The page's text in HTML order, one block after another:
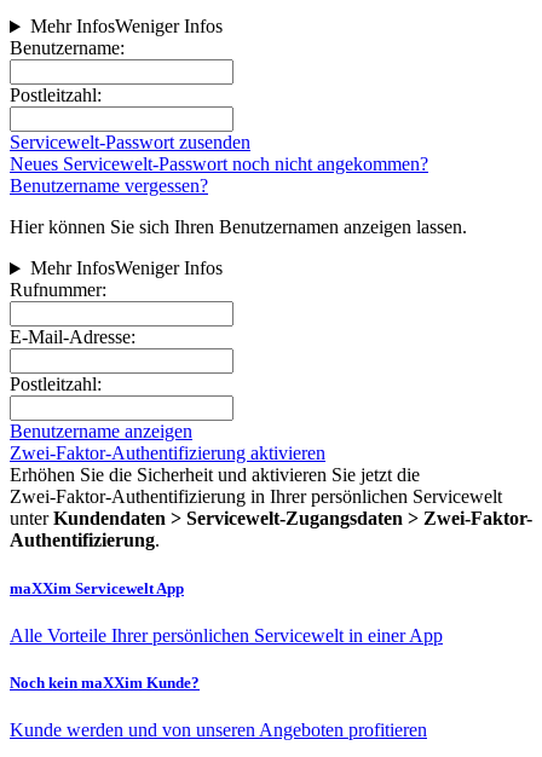
Mehr InfosWeniger Infos
Benutzername:
Postleitzahl:
Servicewelt-Passwort zusenden
Neues Servicewelt-Passwort noch nicht angekommen?
Benutzername vergessen?
Hier können Sie sich Ihren Benutzernamen anzeigen lassen.
Mehr InfosWeniger Infos
Rufnummer:
E-Mail-Adresse:
Postleitzahl:
Benutzername anzeigen
Zwei-Faktor-Authentifizierung aktivieren
Erhöhen Sie die Sicherheit und aktivieren Sie jetzt die
Zwei‑Faktor‑Authentifizierung in Ihrer persönlichen Servicewelt
unterKundendaten > Servicewelt-Zugangsdaten > Zwei-Faktor-
Authentifizierung.
maXXim Servicewelt App
Alle Vorteile Ihrer persönlichen Servicewelt in einer App
Noch kein maXXim Kunde?
Kunde werden und von unseren Angeboten profitieren